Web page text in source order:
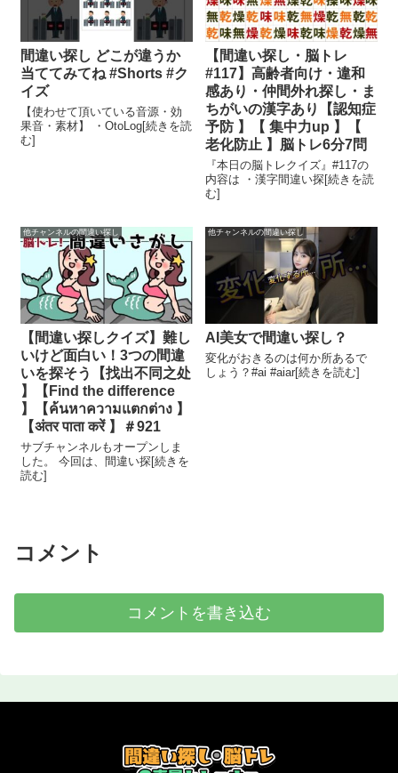
間違い探し どこが違うか
当ててみてね #Shorts #ク
イズ
【使わせて頂いている音源・効
果音・素材】 ・OtoLog[続きを読
む]
【間違い探し・脳トレ
#117】高齢者向け・違和
感あり・仲間外れ探し・ま
ちがいの漢字あり【認知症
予防 】【 集中力up 】【
老化防止 】脳トレ6分7問
『本日の脳トレクイズ』#117の
内容は ・漢字間違い探[続きを読
む]
他チャンネルの間違い探し
【間違い探しクイズ】難し
いけど面白い！3つの間違
いを探そう【找出不同之处
】【Find the difference
】【ค้นหาความแตกต่าง 】
【अंतर पाता करें 】＃921
サブチャンネルもオープンしま
した。 今回は、間違い探[続きを
読む]
他チャンネルの間違い探し
AI美女で間違い探し？
変化がおきるのは何か所あるで
しょう？#ai #aiar[続きを読む]
コメント
コメントを書き込む